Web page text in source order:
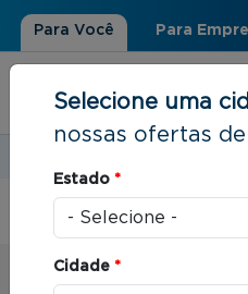
Para Você Para
Você está aqui
Selecione uma
nossas ofertas
Estado *
Cidade *